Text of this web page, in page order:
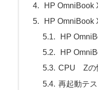
HP OmniBook
HP OmniBook
HP
HP
CPU Zの
再起動テ